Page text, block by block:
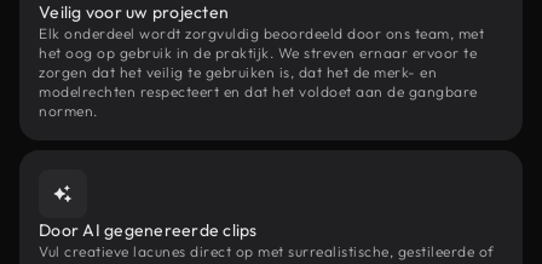
Veilig voor uw projecten
Elk onderdeel wordt zorgvuldig beoordeeld door ons team, met
het oog op gebruik in de praktijk. We streven ernaar ervoor te
zorgen dat het veilig te gebruiken is, dat het de merk- en
modelrechten respecteert en dat het voldoet aan de gangbare
normen.
Door AI gegenereerde clips
Vul creatieve lacunes direct op met surrealistische, gestileerde of